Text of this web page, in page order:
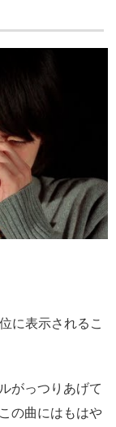
に表示されるこ
がっつりあげて
の曲にはもはや